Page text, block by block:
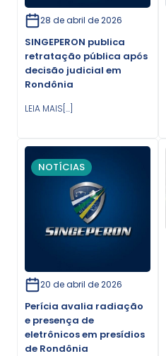
28 de abril de 2026
SINGEPERON publica
retratação pública após
decisão judicial em
Rondônia
LEIA MAIS[...]
NOTÍCIAS
20 de abril de 2026
Perícia avalia radiação
e presença de
eletrônicos em presídios
de Rondônia